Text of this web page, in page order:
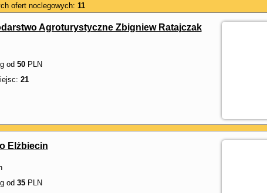
ofert noclegowych: 11
Agroturystyczne Zbigniew Ratajczak
od 50PLN
21
Elżbiecin
od 35PLN